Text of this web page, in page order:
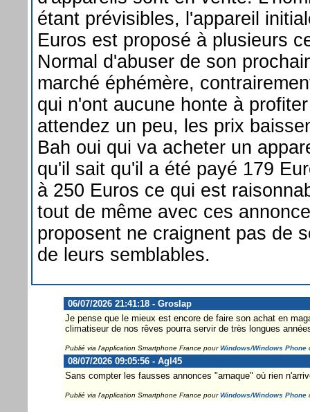
étant prévisibles, l'appareil
Euros est proposé à plusieurs
Normal d'abuser de son
marché éphémère,
qui n'ont aucune honte à
attendez un peu, les prix
Bah oui qui va acheter un
qu'il sait qu'il a été payé 179
à 250 Euros ce qui est
tout de même avec ces
proposent ne craignent pas de
de leurs semblables.
06/07/2026 21:41:18 - Groslap
Je pense que le mieux est encore de faire son achat en
climatiseur de nos rêves pourra servir de très longues
Publié via l'application Smartphone France pourWindows/Windows Phone
08/07/2026 09:05:56 - Agl45
Sans compter les fausses annonces "arnaque" où rien
Publié via l'application Smartphone France pourWindows/Windows Phone